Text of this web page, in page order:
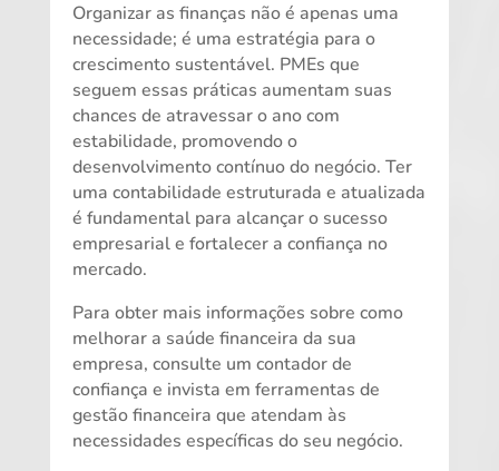
Organizar as finanças não é apenas uma
necessidade; é uma estratégia para o
crescimento sustentável. PMEs que
seguem essas práticas aumentam suas
chances de atravessar o ano com
estabilidade, promovendo o
desenvolvimento contínuo do negócio. Ter
uma contabilidade estruturada e atualizada
é fundamental para alcançar o sucesso
empresarial e fortalecer a confiança no
mercado.
Para obter mais informações sobre como
melhorar a saúde financeira da sua
empresa, consulte um contador de
confiança e invista em ferramentas de
gestão financeira que atendam às
necessidades específicas do seu negócio.